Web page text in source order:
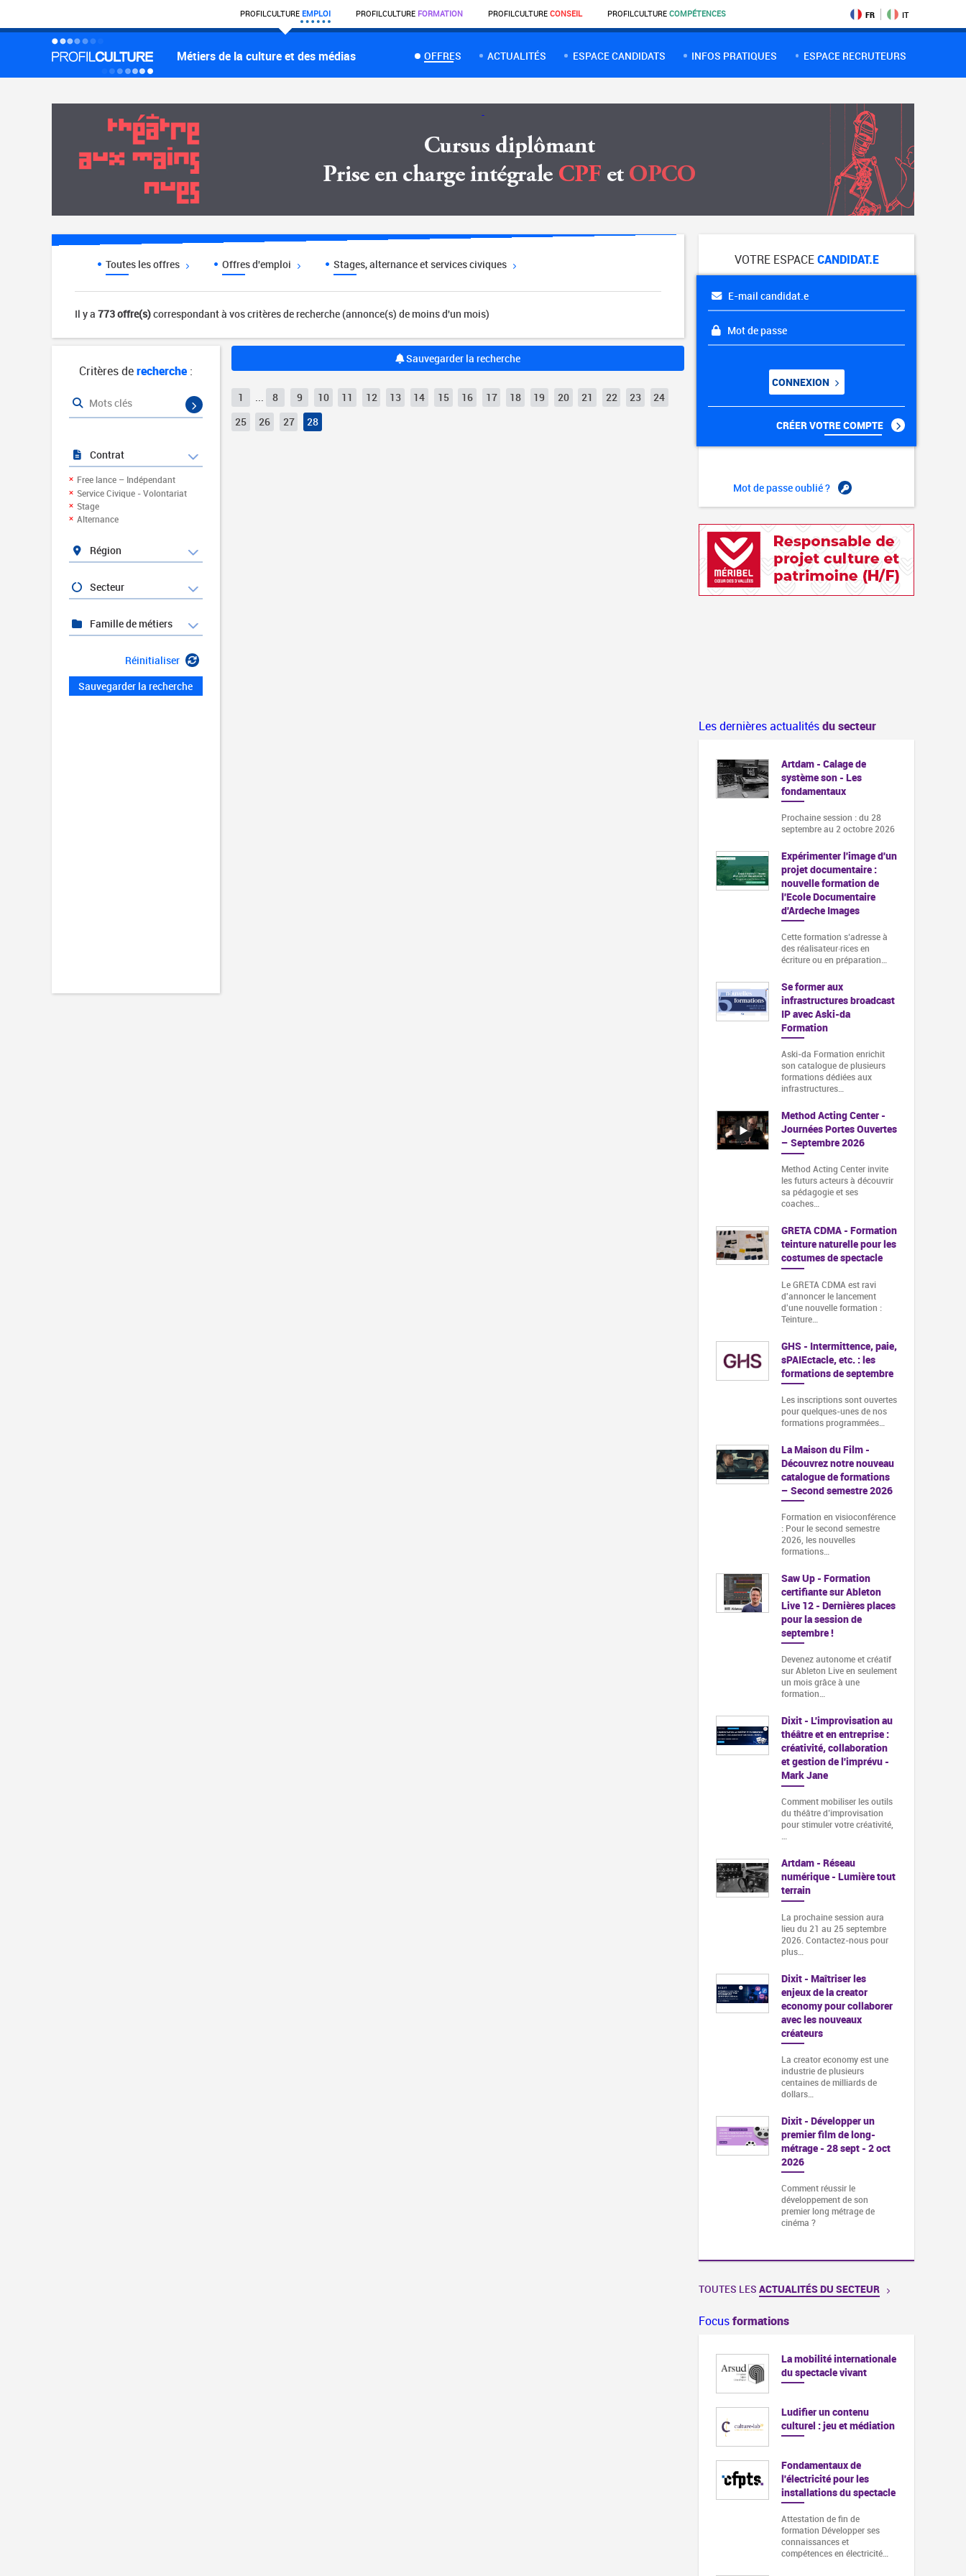
PROFILCULTURE EMPLOI PROFILCULTURE FORMATION PROFILCULTURE CONSEIL PROFILCULTURE COMPÉTENCES FR IT
Métiers de la culture et des médias OFFRES ACTUALITÉS ESPACE CANDIDATS INFOS PRATIQUES ESPACE RECRUTEURS
Toutes les offres Offres d'emploi Stages, alternance et services civiques
Il y a 773 offre(s)correspondant à vos critères de recherche (annonce(s) de moins d'un mois)
Sauvegarder la recherche
1 ... 8 9 10 11 12 13 14 15 16 17 18 19 20 21 22 23
24
25
26 27 28
Critères derecherche:
Mots clés
Contrat
Free lance – Indépendant
Service Civique - Volontariat
Stage
Alternance
Région
Secteur
Famille de métiers
Réinitialiser
Sauvegarder la recherche
VOTRE ESPACECANDIDAT.E
E-mail candidat.e
Mot de passe
CONNEXION
CRÉER VOTRE COMPTE
Mot de passe oublié ?
Les dernières actualitésdu secteur
Artdam - Calage de
système son - Les
fondamentaux
Prochaine session : du 28
septembre au 2 octobre 2026
Expérimenter l'image d'un
projet documentaire :
nouvelle formation de
l'Ecole Documentaire
d'Ardeche Images
Cette formation s‘adresse à
des réalisateur·rices en
écriture ou en préparation…
Se former aux
infrastructures broadcast
IP avec Aski-da
Formation
Aski-da Formation enrichit
son catalogue de plusieurs
formations dédiées aux
infrastructures…
Method Acting Center -
Journées Portes Ouvertes
– Septembre 2026
Method Acting Center invite
les futurs acteurs à découvrir
sa pédagogie et ses
coaches…
GRETA CDMA - Formation
teinture naturelle pour les
costumes de spectacle
Le GRETA CDMA est ravi
d'annoncer le lancement
d'une nouvelle formation :
Teinture…
GHS - Intermittence, paie,
sPAIEctacle, etc. : les
formations de septembre
Les inscriptions sont ouvertes
pour quelques-unes de nos
formations programmées…
La Maison du Film -
Découvrez notre nouveau
catalogue de formations
– Second semestre 2026
Formation en visioconférence
: Pour le second semestre
2026, les nouvelles
formations…
Saw Up - Formation
certifiante sur Ableton
Live 12 - Dernières places
pour la session de
septembre !
Devenez autonome et créatif
sur Ableton Live en seulement
un mois grâce à une
formation…
Dixit - L'improvisation au
théâtre et en entreprise :
créativité, collaboration
et gestion de l'imprévu -
Mark Jane
Comment mobiliser les outils
du théâtre d’improvisation
pour stimuler votre créativité,
…
Artdam - Réseau
numérique - Lumière tout
terrain
La prochaine session aura
lieu du 21 au 25 septembre
2026. Contactez-nous pour
plus…
Dixit - Maîtriser les
enjeux de la creator
economy pour collaborer
avec les nouveaux
créateurs
La creator economy est une
industrie de plusieurs
centaines de milliards de
dollars…
Dixit - Développer un
premier film de long-
métrage - 28 sept - 2 oct
2026
Comment réussir le
développement de son
premier long métrage de
cinéma ?
TOUTES LES ACTUALITÉS DU SECTEUR
Focusformations
La mobilité internationale
du spectacle vivant
Ludifier un contenu
culturel : jeu et médiation
Fondamentaux de
l'électricité pour les
installations du spectacle
Attestation de fin de
formation Développer ses
connaissances et
compétences en électricité…